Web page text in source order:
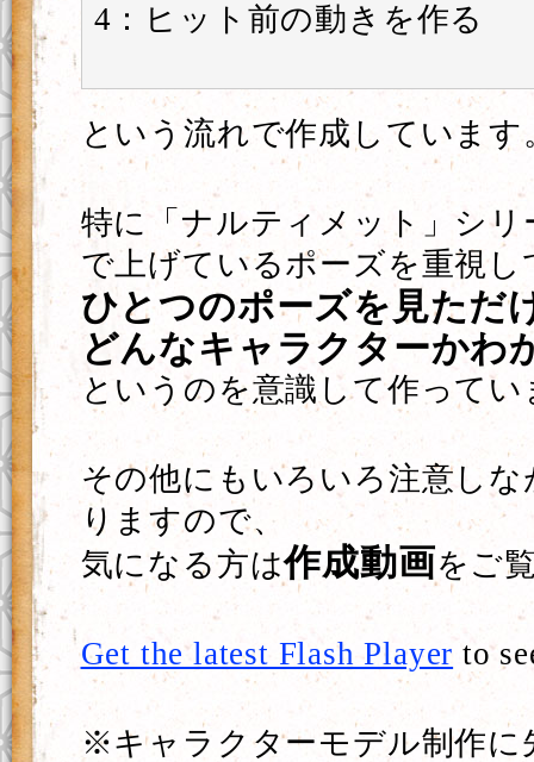
4：ヒット前の動きを作る
という流れで作成しています
特に「ナルティメット」シリ
で上げているポーズを重視し
ひとつのポーズを見ただ
どんなキャラクターかわ
というのを意識して作ってい
その他にもいろいろ注意し
りますので、
気になる方は作成動画をご
Get the latest Flash Player to
※キャラクターモデル制作に